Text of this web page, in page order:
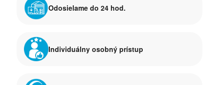
Odosielame do 24 hod.
Individuálny osobný prístup